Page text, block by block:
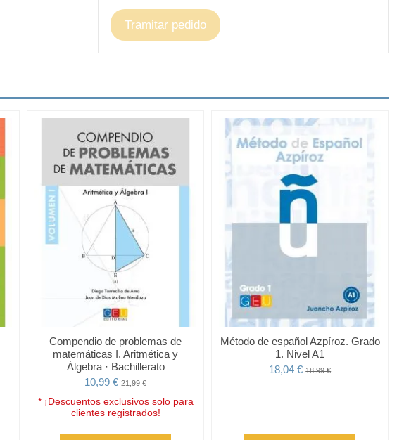
Tramitar pedido
Compendio de problemas de
matemáticas I. Aritmética y
Álgebra · Bachillerato
10,99 €21,99 €
* ¡Descuentos exclusivos solo para
clientes registrados!
Método de español Azpíroz. Grado
1. Nivel A1
18,04 €18,99 €